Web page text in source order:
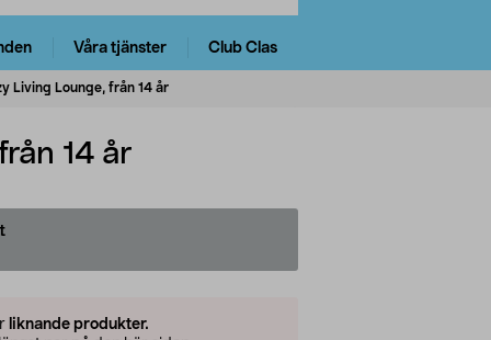
Våra tjänster Club Clas
Living Lounge, från 14 år
14 år
liknande produkter.